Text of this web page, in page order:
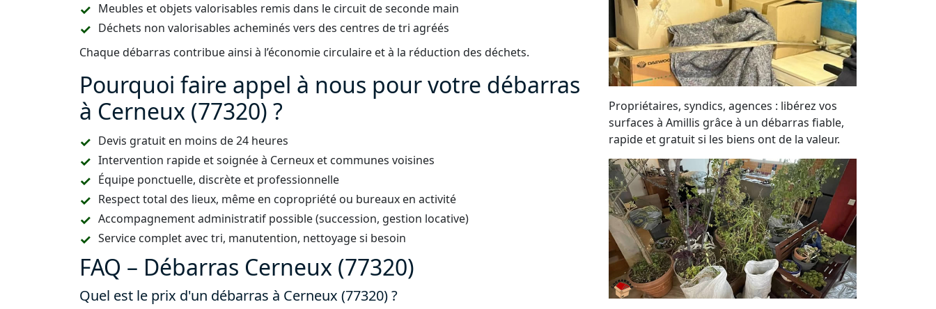
Meubles et objets valorisables remis dans le circuit de seconde main
Déchets non valorisables acheminés vers des centres de tri agréés
Chaque débarras contribue ainsi à l’économie circulaire et à la réduction des déchets.
Pourquoi faire appel à nous pour votre débarras
à Cerneux (77320) ?
Devis gratuit en moins de 24 heures
Intervention rapide et soignée à Cerneux et communes voisines
Équipe ponctuelle, discrète et professionnelle
Respect total des lieux, même en copropriété ou bureaux en activité
Accompagnement administratif possible (succession, gestion locative)
Service complet avec tri, manutention, nettoyage si besoin
FAQ – Débarras Cerneux (77320)
Quel est le prix d'un débarras à Cerneux (77320) ?
Propriétaires, syndics, agences : libérez vos
surfaces à Amillis grâce à un débarras fiable,
rapide et gratuit si les biens ont de la valeur.